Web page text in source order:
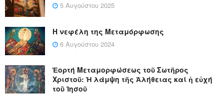
5 Αυγούστου 2025
Η νεφέλη της Μεταμόρφωσης
6 Αυγούστου 2024
Ἑορτή Μεταμορφώσεως τοῦ Σωτῆρος
Χριστοῦ: Ἡ λάμψη τῆς Ἀλήθειας καί ἡ εὐχή
τοῦ Ἰησοῦ